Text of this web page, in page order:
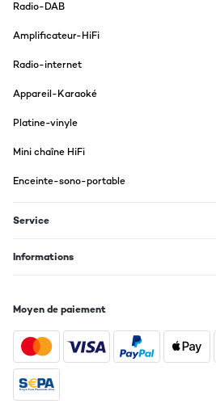
costava 10 euro in più.
Nicola
Radio-DAB
Amplificateur-HiFi
Radio-internet
Appareil-Karaoké
Platine-vinyle
Mini chaîne HiFi
Enceinte-sono-portable
Service
Informations
Moyen de paiement